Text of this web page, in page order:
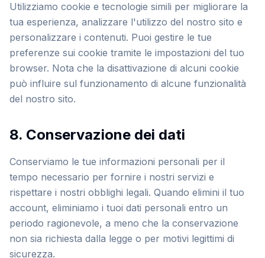
Utilizziamo cookie e tecnologie simili per migliorare la
tua esperienza, analizzare l'utilizzo del nostro sito e
personalizzare i contenuti. Puoi gestire le tue
preferenze sui cookie tramite le impostazioni del tuo
browser. Nota che la disattivazione di alcuni cookie
può influire sul funzionamento di alcune funzionalità
del nostro sito.
8. Conservazione dei dati
Conserviamo le tue informazioni personali per il
tempo necessario per fornire i nostri servizi e
rispettare i nostri obblighi legali. Quando elimini il tuo
account, eliminiamo i tuoi dati personali entro un
periodo ragionevole, a meno che la conservazione
non sia richiesta dalla legge o per motivi legittimi di
sicurezza.